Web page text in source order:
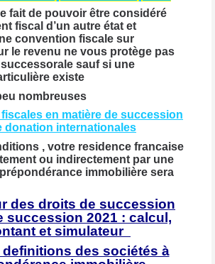
fait de pouvoir être considéré
fiscal d’un autre état et
convention fiscale sur
le revenu ne vous protège pas
sauf si une
existe
nombreuses
en matière de succession
donation internationales
, votre residence francaise
ou indirectement par une
prépondérance immobilière sera
des droits de succession
succession 2021 : calcul,
et simulateur
des sociétés à